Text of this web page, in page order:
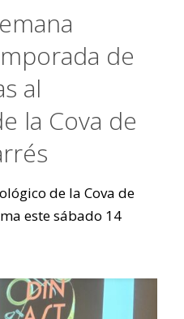
de
al
la Cova de
de la Cova de
este sábado 14